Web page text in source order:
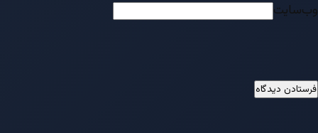
وب‌سایت